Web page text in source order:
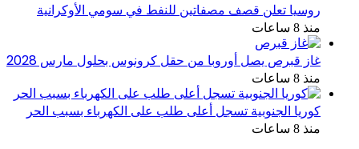
روسيا تعلن قصف مصفاتين للنفط في سومي الأوكرانية
منذ 8 ساعات
غاز قبرص يصل أوروبا من حقل كرونوس بحلول مارس 2028
منذ 8 ساعات
كوريا الجنوبية تسجل أعلى طلب على الكهرباء بسبب الحر
منذ 8 ساعات